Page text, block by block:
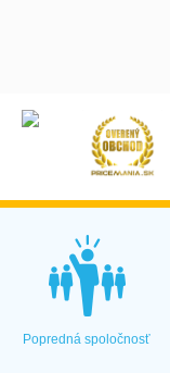
Popredná spoločnosť